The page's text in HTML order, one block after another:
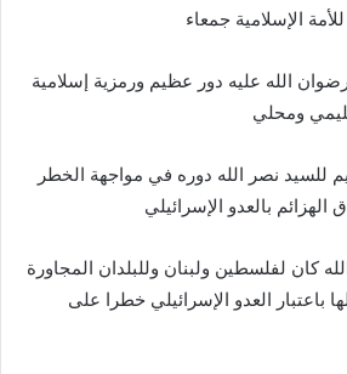
الإسلامية جمعاء
الله عليه دور عظيم ورمزية إسلامية
ومحلي
للسيد نصر الله دوره في مواجهة الخطر
بالعدو الإسرائيلي
كان لفلسطين ولبنان وللبلدان المجاورة
باعتبار العدو الإسرائيلي خطرا على